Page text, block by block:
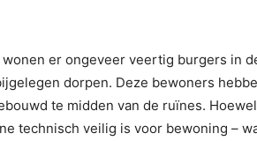
er ongeveer veertig burgers in
dorpen. Deze bewoners
te midden van de ruïnes.
technisch veilig is voor bewoning –